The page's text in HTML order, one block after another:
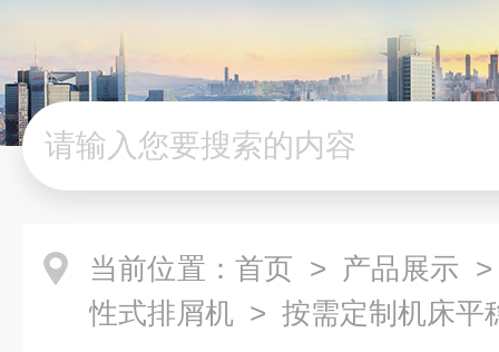
当前位置： 首页 > 产品展示
性式排屑机 > 按需定制机床平